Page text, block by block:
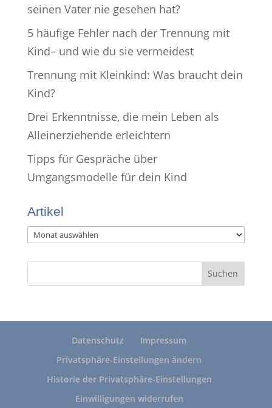
seinen Vater nie gesehen hat?
5 häufige Fehler nach der Trennung mit
Kind– und wie du sie vermeidest
Trennung mit Kleinkind: Was braucht dein
Kind?
Drei Erkenntnisse, die mein Leben als
Alleinerziehende erleichtern
Tipps für Gespräche über
Umgangsmodelle für dein Kind
Artikel
Artikel
Datenschutz
Impressum
Privatsphäre-Einstellungen ändern
Historie der Privatsphäre-Einstellungen
Einwilligungen widerrufen